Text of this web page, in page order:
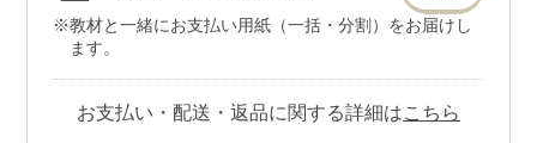
教材と一緒にお支払い用紙（一括・分割）をお届けし
ます。
お支払い・配送・返品に関する詳細はこちら